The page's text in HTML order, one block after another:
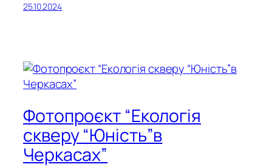
25.10.2024
Фотопроєкт “Екологія
скверу “Юність”в
Черкасах”